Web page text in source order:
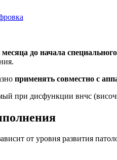
до начала
применять совместно с
при дисфункции внчс
от уровня развития